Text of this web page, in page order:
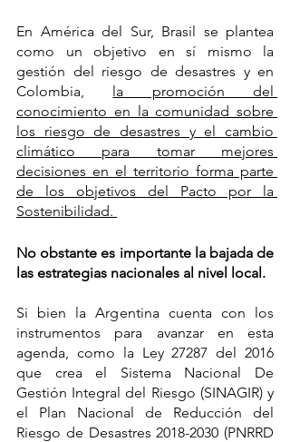
En América del Sur, Brasil se plantea
como un objetivo en sí mismo la
gestión del riesgo de desastres y en
Colombia, la promoción del
conocimiento en la comunidad sobre
los riesgo de desastres y el cambio
climático para tomar mejores
decisiones en el territorio forma parte
de los objetivos del Pacto por la
Sostenibilidad.
No obstante es importante la bajada de
las estrategias nacionales al nivel local.
Si bien la Argentina cuenta con los
instrumentos para avanzar en esta
agenda, como la Ley 27287 del 2016
que crea el Sistema Nacional De
Gestión Integral del Riesgo (SINAGIR) y
el Plan Nacional de Reducción del
Riesgo de Desastres 2018-2030 (PNRRD